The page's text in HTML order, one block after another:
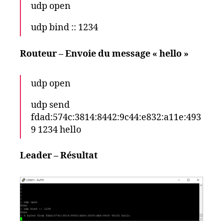
udp open
udp bind :: 1234
Routeur – Envoie du message « hello »
udp open
udp send
fdad:574c:3814:8442:9c44:e832:a11e:493
9 1234 hello
Leader – Résultat